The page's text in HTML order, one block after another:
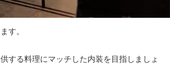
す。
する料理にマッチした内装を目指しましょ